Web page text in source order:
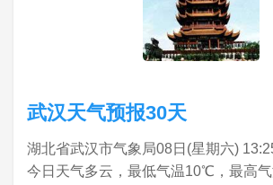
武汉天气预报30天
湖北省武汉市气象局08日(星期六)
今日天气多云，最低气温10℃，最高